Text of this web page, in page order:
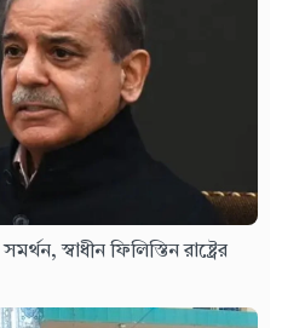
স্বাধীন ফিলিস্তিন রাষ্ট্রের